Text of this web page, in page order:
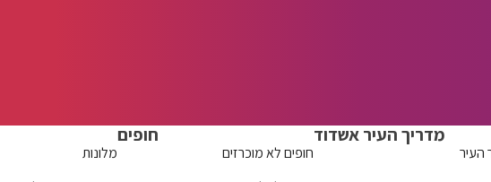
מדריך העיר אשדוד
העיר
חופים
חופים לא מוכרזים
מלונות